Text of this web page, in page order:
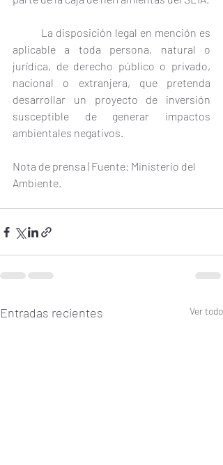
aplicable a toda persona, natural o
jurídica, de derecho público o privado,
nacional o extranjera, que pretenda
desarrollar un proyecto de inversión
susceptible de generar impactos
ambientales negativos.
Nota de prensa | Fuente: Ministerio del
Ambiente.
Entradas recientes Ver todo